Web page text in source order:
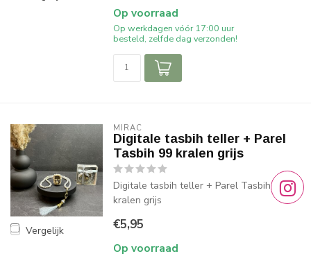
Op voorraad
Op werkdagen vóór 17:00 uur
besteld, zelfde dag verzonden!
Vergelijk
MIRAC
Digitale tasbih teller + Parel
Tasbih 99 kralen grijs
Digitale tasbih teller + Parel Tasbih 99
kralen grijs
€5,95
Op voorraad